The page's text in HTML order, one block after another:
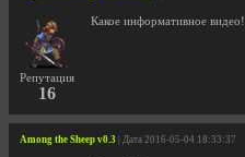
Репутация
16
Какое информативное видео!
Among the Sheep v0.3 | Дата 2016-05-04 18:33:37